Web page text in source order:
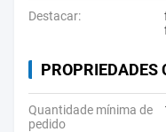
Destacar:
PROPRIEDADES
Quantidade mínima de
pedido